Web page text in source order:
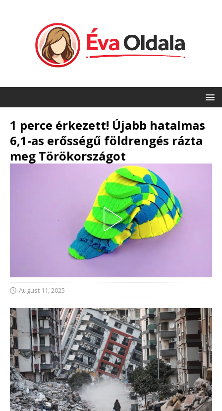
1 perce érkezett! Újabb hatalmas
6,1-as erősségű földrengés rázta
meg Törökországot
August 11, 2025